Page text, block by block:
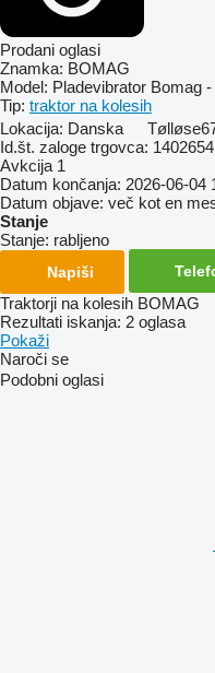
Prodani oglasi
Znamka: BOMAG
Model: Pladevibrator Bomag
Tip: traktor na kolesih
Lokacija: Danska Tølløse
Id.št. zaloge trgovca: 1402654
Avkcija 1
Datum končanja: 2026-06-04
Datum objave: več kot en
Stanje
Stanje: rabljeno
Napiši
Traktorji na kolesih BOMAG
Rezultati iskanja: 2 oglasa
Pokaži
Naroči se
Podobni oglasi